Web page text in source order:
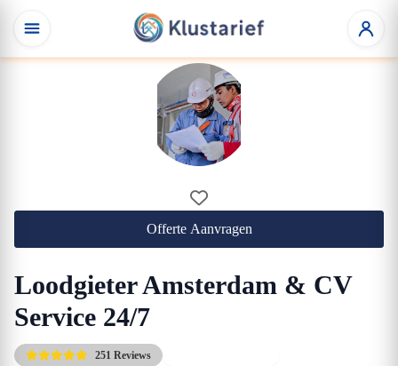
Offerte Aanvragen
Loodgieter Amsterdam & CV
Service 24/7
251 Reviews